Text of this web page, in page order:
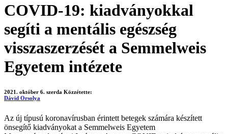
COVID-19: kiadványokkal
segíti a mentális egészség
visszaszerzését a Semmelweis
Egyetem intézete
2021. október 6. szerda Közzétette:
Dávid Orsolya
Az új típusú koronavírusban érintett betegek számára készített
önsegítő kiadványokat a Semmelweis Egyetem